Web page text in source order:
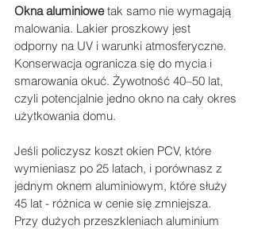
Okna aluminiowe tak samo nie wymagają
malowania. Lakier proszkowy jest
odporny na UV i warunki atmosferyczne.
Konserwacja ogranicza się do mycia i
smarowania okuć. Żywotność 40–50 lat,
czyli potencjalnie jedno okno na cały okres
użytkowania domu.
Jeśli policzysz koszt okien PCV, które
wymieniasz po 25 latach, i porównasz z
jednym oknem aluminiowym, które służy
45 lat - różnica w cenie się zmniejsza.
Przy dużych przeszkleniach aluminium